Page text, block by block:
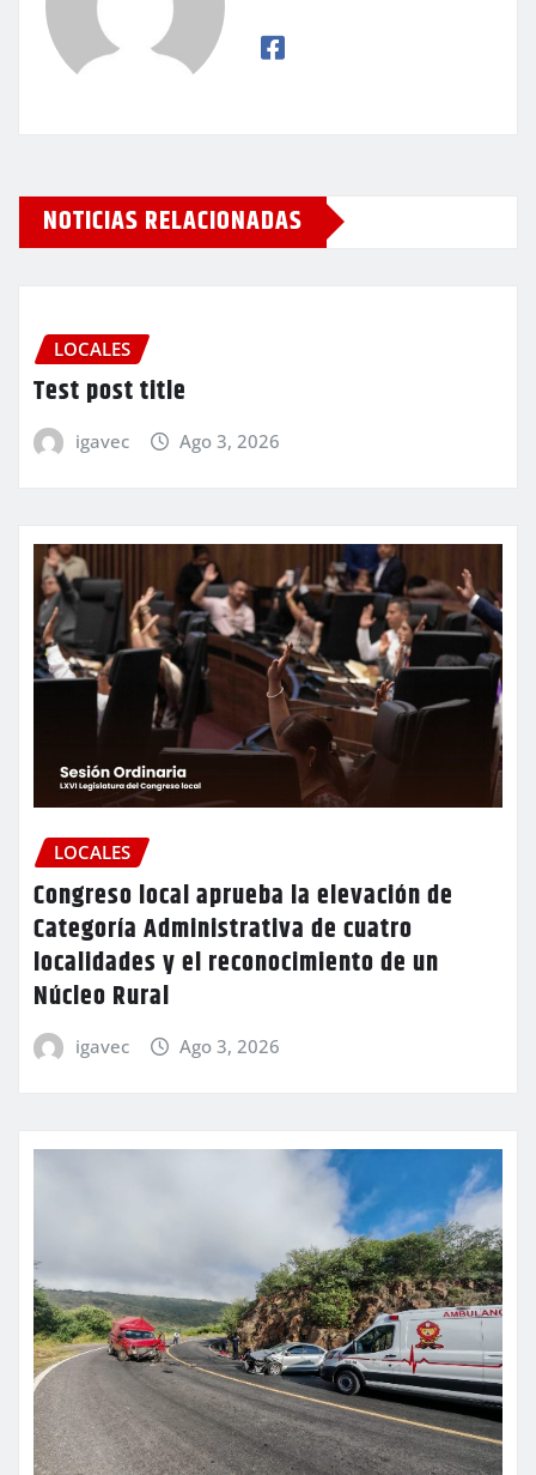
NOTICIAS RELACIONADAS
LOCALES
Test post title
igavec Ago 3, 2026
LOCALES
Congreso local aprueba la elevación de
Categoría Administrativa de cuatro
localidades y el reconocimiento de un
Núcleo Rural
igavec Ago 3, 2026